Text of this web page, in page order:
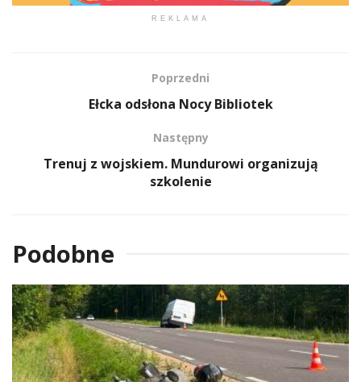
REKLAMA
Poprzedni
Ełcka odsłona Nocy Bibliotek
Następny
Trenuj z wojskiem. Mundurowi organizują
szkolenie
Podobne